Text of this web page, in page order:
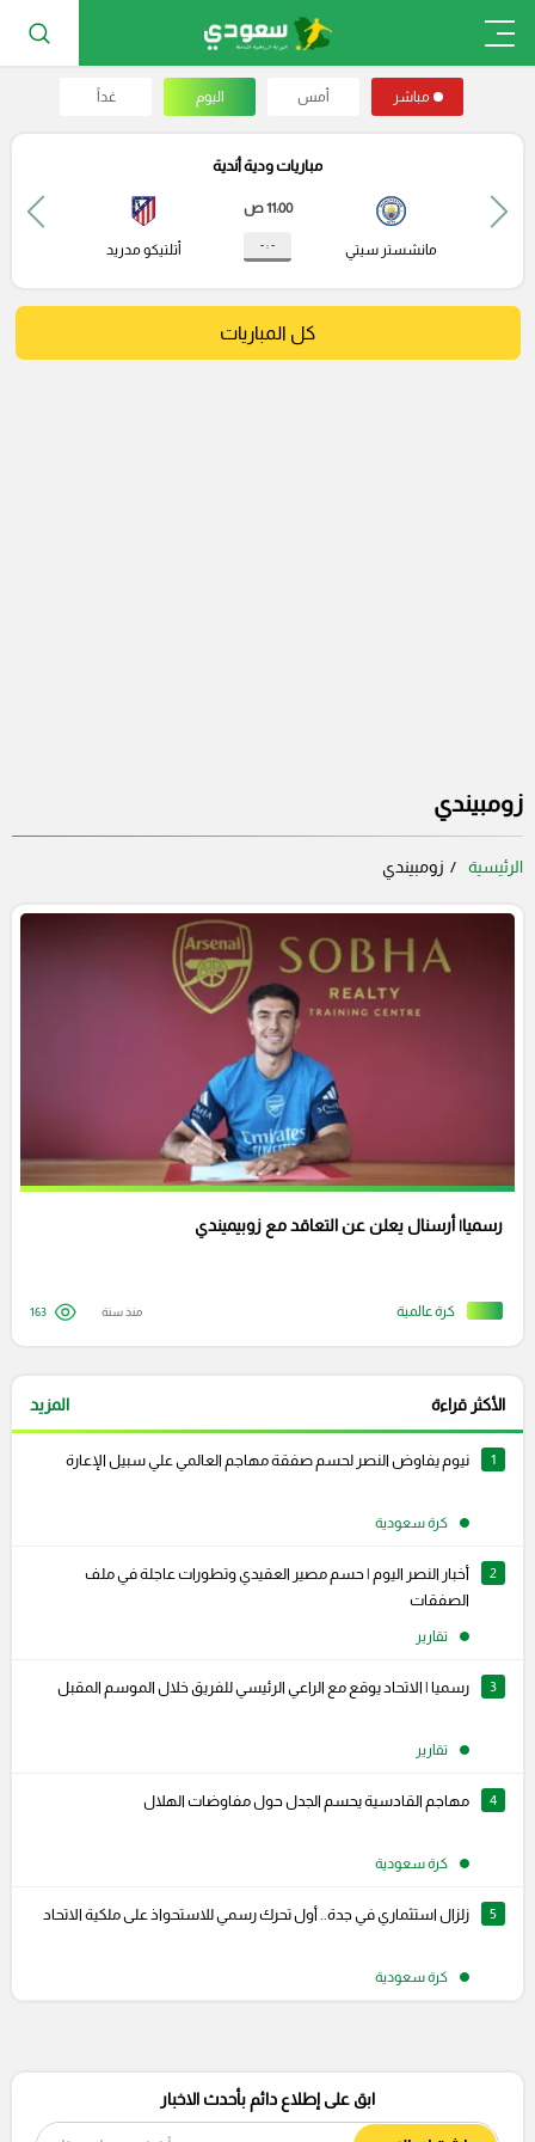
مباشر أمس اليوم غداً
مباريات ودية أندية
مانشستر سيتي
11:00 ص
- : - أتلتيكو مدريد
كل المباريات
زومبيندي
الرئيسية زومبيندي
كرة عالمية
رسميا| أرسنال يعلن عن التعاقد مع زوبيميندي
منذ سنة 163
الأكثر قراءة المزيد
1 نيوم يفاوض النصر لحسم صفقة مهاجم العالمي علي سبيل الإعارة
كرة سعودية
2
أخبار النصر اليوم | حسم مصير العقيدي وتطورات عاجلة في ملف
الصفقات
تقارير
3 رسميا | الاتحاد يوقع مع الراعي الرئيسي للفريق خلال الموسم المقبل
تقارير
4 مهاجم القادسية يحسم الجدل حول مفاوضات الهلال
كرة سعودية
5 زلزال استثماري في جدة.. أول تحرك رسمي للاستحواذ على ملكية الاتحاد
كرة سعودية
ابق على إطلاع دائم بأحدث الاخبار